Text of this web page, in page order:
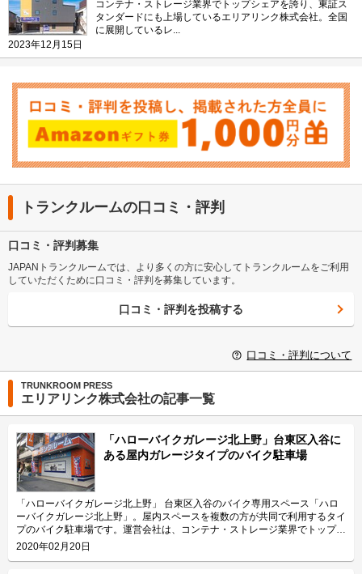
2023年12月15日
コンテナ・ストレージ業界でトップシェアを誇り、東証ス
タンダードにも上場しているエリアリンク株式会社。全国
に展開しているレ...
トランクルームの口コミ・評判
口コミ・評判募集
JAPANトランクルームでは、より多くの方に安心してトランクルームをご利用
していただくために口コミ・評判を募集しています。
口コミ・評判を投稿する
口コミ・評判について
TRUNKROOM PRESS
エリアリンク株式会社の記事一覧
「ハローバイクガレージ北上野」台東区入谷に
ある屋内ガレージタイプのバイク駐車場
「ハローバイクガレージ北上野」 台東区入谷のバイク専用スペース「ハロ
ーバイクガレージ北上野」。屋内スペースを複数の方が共同で利用するタイ
プのバイク駐車場です。運営会社は、コンテナ・ストレージ業界でトップレ
ベルのシェアを誇り、東証マザーズにも上場しているエリアリンク株式会
社。 今回は、エリアリンク株式会社が運営している「ハローバイクガレー
2020年02月20日